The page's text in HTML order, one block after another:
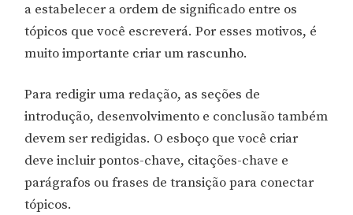
a estabelecer a ordem de significado entre os
tópicos que você escreverá. Por esses motivos, é
muito importante criar um rascunho.
Para redigir uma redação, as seções de
introdução, desenvolvimento e conclusão também
devem ser redigidas. O esboço que você criar
deve incluir pontos-chave, citações-chave e
parágrafos ou frases de transição para conectar
tópicos.